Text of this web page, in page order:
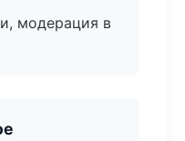
модерация в